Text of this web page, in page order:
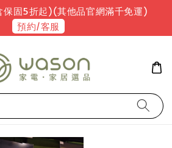
保固5折起)(其他品官網滿千免運)
預約/客服